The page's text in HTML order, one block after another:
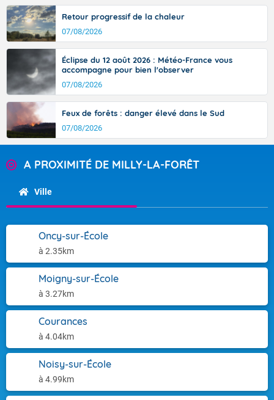
Retour progressif de la chaleur
07/08/2026
Éclipse du 12 août 2026 : Météo-France vous
accompagne pour bien l'observer
07/08/2026
Feux de forêts : danger élevé dans le Sud
07/08/2026
A PROXIMITÉ DE MILLY-LA-FORÊT
Ville
Oncy-sur-École
à 2.35km
Moigny-sur-École
à 3.27km
Courances
à 4.04km
Noisy-sur-École
à 4.99km